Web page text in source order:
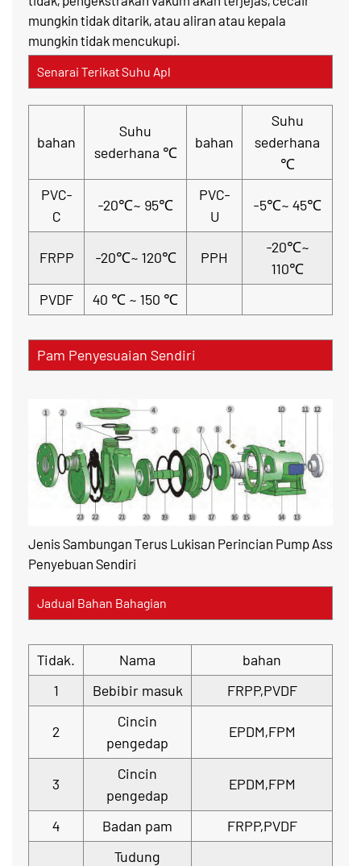
mungkin tidak ditarik, atau aliran atau kepala
mungkin tidak mencukupi.
Senarai Terikat Suhu Apl
bahan
Suhu
sederhana ℃
bahan
Suhu
sederhana
℃
PVC-
C
-20℃~ 95℃
PVC-
U
-5℃~ 45℃
FRPP -20℃~ 120℃ PPH
-20℃~
110℃
PVDF
40 ℃ ~ 150 ℃
Pam Penyesuaian Sendiri
Jenis Sambungan Terus Lukisan Perincian Pump Ass
Penyebuan Sendiri
Jadual Bahan Bahagian
Tidak. Nama
bahan
1
Bebibir masuk FRPP,PVDF
2
Cincin
pengedap
EPDM,FPM
3
Cincin
pengedap
EPDM,FPM
4 Badan pam FRPP,PVDF
Tudung